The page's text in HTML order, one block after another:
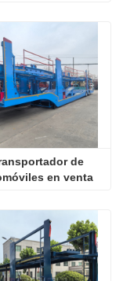
de
en venta